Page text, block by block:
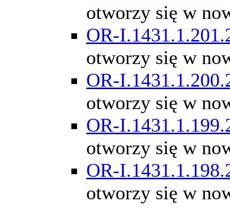
otworzy się w
OR-
otworzy się w
OR-
otworzy się w
OR-
otworzy się w
OR-
otworzy się w